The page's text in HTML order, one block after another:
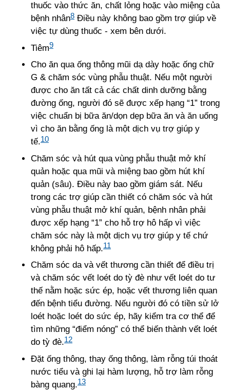
thuốc vào thức ăn, chất lỏng hoặc vào miệng của
bệnh nhân8 Điều này không bao gồm trợ giúp về
việc tự dùng thuốc - xem bên dưới.
Tiêm9
Cho ăn qua ống thông mũi dạ dày hoặc ống chữ
G & chăm sóc vùng phẫu thuật. Nếu một người
được cho ăn tất cả các chất dinh dưỡng bằng
đường ống, người đó sẽ được xếp hạng “1” trong
việc chuẩn bị bữa ăn/dọn dẹp bữa ăn và ăn uống
vì cho ăn bằng ống là một dịch vụ trợ giúp y
tế.10
Chăm sóc và hút qua vùng phẫu thuật mở khí
quản hoặc qua mũi và miệng bao gồm hút khí
quản (sâu). Điều này bao gồm giám sát. Nếu
trong các trợ giúp cần thiết có chăm sóc và hút
vùng phẫu thuật mở khí quản, bệnh nhân phải
được xếp hạng “1” cho hỗ trợ hô hấp vì việc
chăm sóc này là một dịch vụ trợ giúp y tế chứ
không phải hô hấp.11
Chăm sóc da và vết thương cần thiết để điều trị
và chăm sóc vết loét do tỳ đè như vết loét do tư
thế nằm hoặc sức ép, hoặc vết thương liên quan
đến bệnh tiểu đường. Nếu người đó có tiền sử lở
loét hoặc loét do sức ép, hãy kiểm tra cơ thể để
tìm những “điểm nóng” có thể biến thành vết loét
do tỳ đè.12
Đặt ống thông, thay ống thông, làm rỗng túi thoát
nước tiểu và ghi lại hàm lượng, hỗ trợ làm rỗng
bàng quang.13